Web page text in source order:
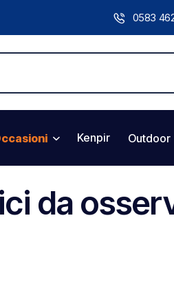
0583
Kenpir Outdoor
da